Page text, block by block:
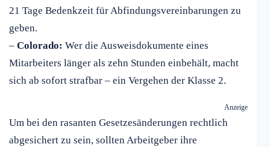
21 Tage Bedenkzeit für Abfindungsvereinbarungen zu
geben.
– Colorado: Wer die Ausweisdokumente eines
Mitarbeiters länger als zehn Stunden einbehält, macht
sich ab sofort strafbar – ein Vergehen der Klasse 2.
Anzeige
Um bei den rasanten Gesetzesänderungen rechtlich
abgesichert zu sein, sollten Arbeitgeber ihre